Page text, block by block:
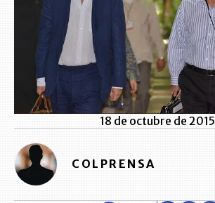
18 de octubre de 2015
COLPRENSA